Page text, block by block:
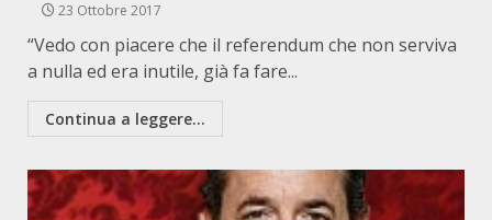
23 Ottobre 2017
“Vedo con piacere che il referendum che non serviva
a nulla ed era inutile, già fa fare...
Continua a leggere...